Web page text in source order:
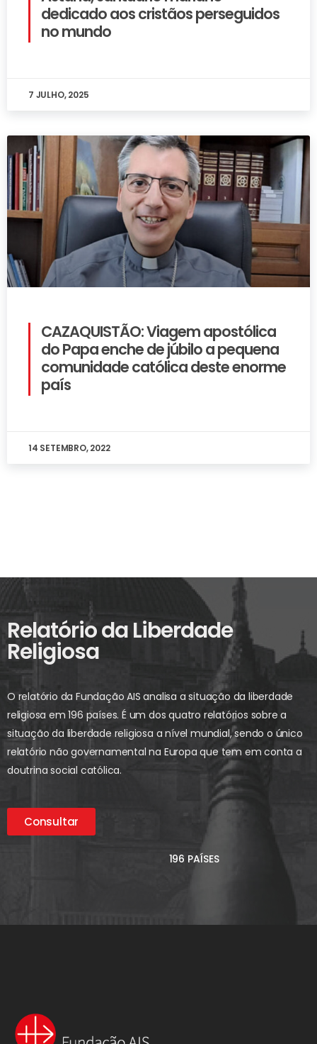
dedicado aos cristãos perseguidos
no mundo
7 JULHO, 2025
CAZAQUISTÃO: Viagem apostólica
do Papa enche de júbilo a pequena
comunidade católica deste enorme
país
14 SETEMBRO, 2022
Relatório da Liberdade
Religiosa
O relatório da Fundação AIS analisa a situação da liberdade
religiosa em 196 países. É um dos quatro relatórios sobre a
situação da liberdade religiosa a nível mundial, sendo o único
relatório não governamental na Europa que tem em conta a
doutrina social católica.
Consultar
196 PAÍSES